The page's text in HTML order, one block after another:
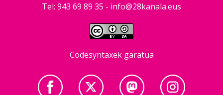
Tel: 943 69 89 35 - info@28kanala.eus
Codesyntaxek garatua